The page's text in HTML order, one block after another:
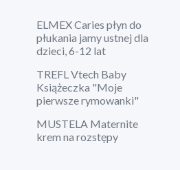
ELMEX Caries płyn do
płukania jamy ustnej dla
dzieci, 6-12 lat
TREFL Vtech Baby
Książeczka "Moje
pierwsze rymowanki"
MUSTELA Maternite
krem na rozstępy